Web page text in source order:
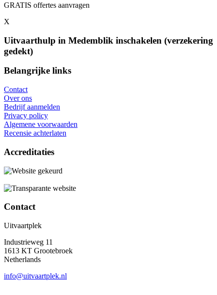
GRATIS offertes aanvragen
X
Uitvaarthulp in Medemblik inschakelen (verzekering
gedekt)
Belangrijke links
Contact
Over ons
Bedrijf aanmelden
Privacy policy
Algemene voorwaarden
Recensie achterlaten
Accreditaties
Contact
Uitvaartplek
Industrieweg 11
1613 KT Grootebroek
Netherlands
info@uitvaartplek.nl